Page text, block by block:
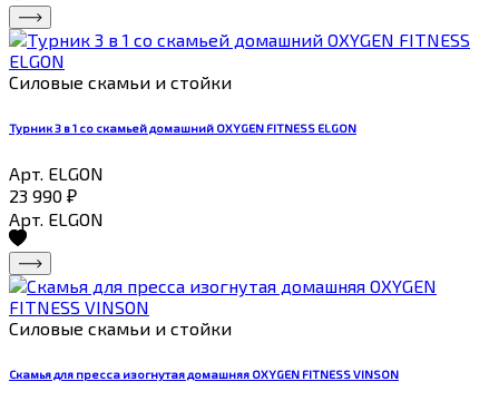
Силовые скамьи и стойки
Турник 3 в 1 со скамьей домашний OXYGEN FITNESS ELGON
Арт. ELGON
23 990 ₽
Арт. ELGON
Силовые скамьи и стойки
Скамья для пресса изогнутая домашняя OXYGEN FITNESS VINSON